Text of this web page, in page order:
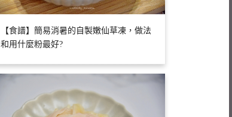
【食譜】簡易消暑的自製嫩仙草凍，做法
和用什麼粉最好?